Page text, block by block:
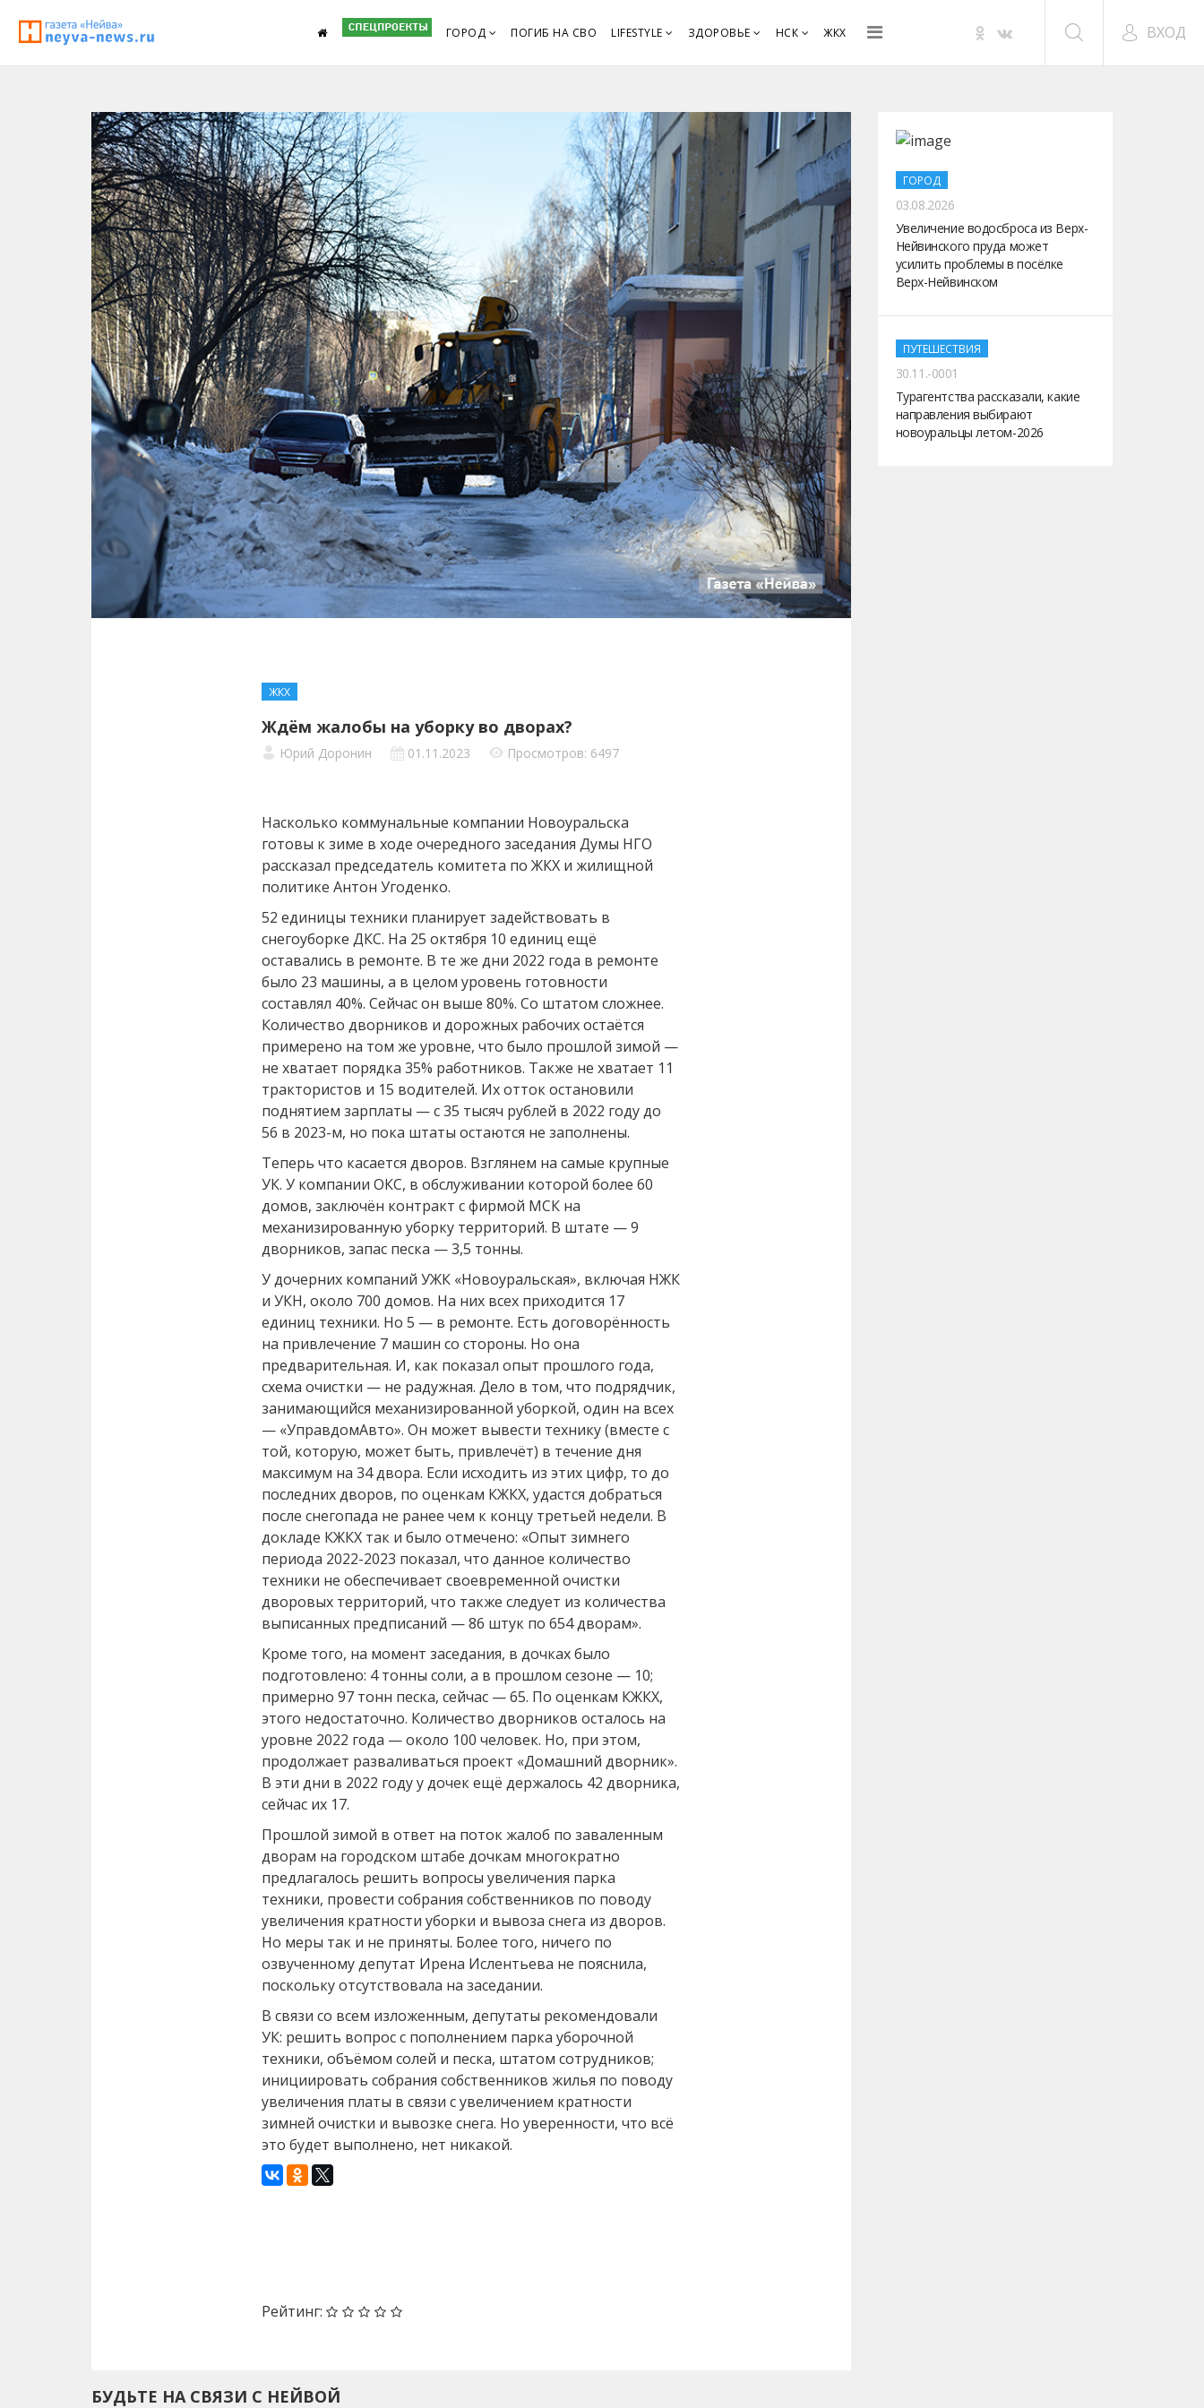
ГОРОД ПОГИБ НА СВО LIFESTYLE ЗДОРОВЬЕ НСК ЖКХ ВХОД
ЖКХ
Ждём жалобы на уборку во дворах?
Юрий Доронин 01.11.2023 Просмотров: 6497
Насколько коммунальные компании Новоуральска
готовы к зиме в ходе очередного заседания Думы НГО
рассказал председатель комитета по ЖКХ и жилищной
политике Антон Угоденко.
52 единицы техники планирует задействовать в
снегоуборке ДКС. На 25 октября 10 единиц ещё
оставались в ремонте. В те же дни 2022 года в ремонте
было 23 машины, а в целом уровень готовности
составлял 40%. Сейчас он выше 80%. Со штатом сложнее.
Количество дворников и дорожных рабочих остаётся
примерено на том же уровне, что было прошлой зимой —
не хватает порядка 35% работников. Также не хватает 11
трактористов и 15 водителей. Их отток остановили
поднятием зарплаты — с 35 тысяч рублей в 2022 году до
56 в 2023-м, но пока штаты остаются не заполнены.
Теперь что касается дворов. Взглянем на самые крупные
УК. У компании ОКС, в обслуживании которой более 60
домов, заключён контракт с фирмой МСК на
механизированную уборку территорий. В штате — 9
дворников, запас песка — 3,5 тонны.
У дочерних компаний УЖК «Новоуральская», включая НЖК
и УКН, около 700 домов. На них всех приходится 17
единиц техники. Но 5 — в ремонте. Есть договорённость
на привлечение 7 машин со стороны. Но она
предварительная. И, как показал опыт прошлого года,
схема очистки — не радужная. Дело в том, что подрядчик,
занимающийся механизированной уборкой, один на всех
— «УправдомАвто». Он может вывести технику (вместе с
той, которую, может быть, привлечёт) в течение дня
максимум на 34 двора. Если исходить из этих цифр, то до
последних дворов, по оценкам КЖКХ, удастся добраться
после снегопада не ранее чем к концу третьей недели. В
докладе КЖКХ так и было отмечено: «Опыт зимнего
периода 2022-2023 показал, что данное количество
техники не обеспечивает своевременной очистки
дворовых территорий, что также следует из количества
выписанных предписаний — 86 штук по 654 дворам».
Кроме того, на момент заседания, в дочках было
подготовлено: 4 тонны соли, а в прошлом сезоне — 10;
примерно 97 тонн песка, сейчас — 65. По оценкам КЖКХ,
этого недостаточно. Количество дворников осталось на
уровне 2022 года — около 100 человек. Но, при этом,
продолжает разваливаться проект «Домашний дворник».
В эти дни в 2022 году у дочек ещё держалось 42 дворника,
сейчас их 17.
Прошлой зимой в ответ на поток жалоб по заваленным
дворам на городском штабе дочкам многократно
предлагалось решить вопросы увеличения парка
техники, провести собрания собственников по поводу
увеличения кратности уборки и вывоза снега из дворов.
Но меры так и не приняты. Более того, ничего по
озвученному депутат Ирена Ислентьева не пояснила,
поскольку отсутствовала на заседании.
В связи со всем изложенным, депутаты рекомендовали
УК: решить вопрос с пополнением парка уборочной
техники, объёмом солей и песка, штатом сотрудников;
инициировать собрания собственников жилья по поводу
увеличения платы в связи с увеличением кратности
зимней очистки и вывозке снега. Но уверенности, что всё
это будет выполнено, нет никакой.
Рейтинг:
ГОРОД
03.08.2026
Увеличение водосброса из Верх-
Нейвинского пруда может
усилить проблемы в посёлке
Верх-Нейвинском
ПУТЕШЕСТВИЯ
30.11.-0001
Турагентства рассказали, какие
направления выбирают
новоуральцы летом-2026
БУДЬТЕ НА СВЯЗИ С НЕЙВОЙ